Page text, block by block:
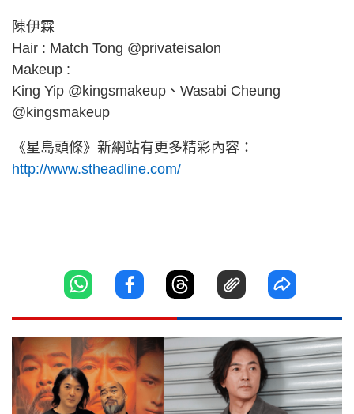
陳伊霖
Hair : Match Tong @privateisalon
Makeup :
King Yip @kingsmakeup、Wasabi Cheung
@kingsmakeup
《星島頭條》新網站有更多精彩內容：
http://www.stheadline.com/